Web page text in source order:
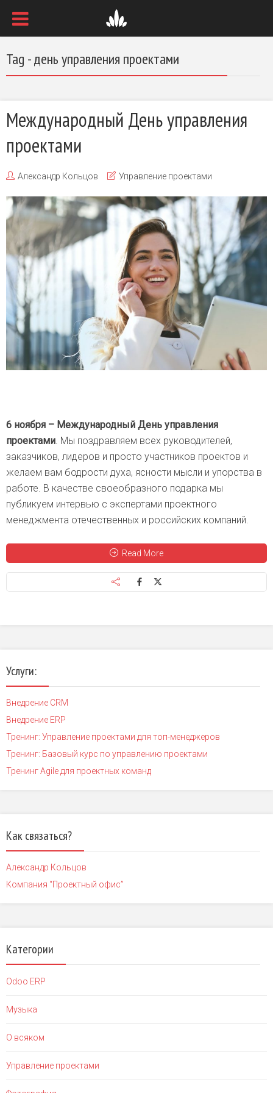
Tag - день управления проектами
Международный День управления
проектами
Александр Кольцов Управление проектами
6 ноября – Международный День управления
проектами. Мы поздравляем всех руководителей,
заказчиков, лидеров и просто участников проектов и
желаем вам бодрости духа, ясности мысли и упорства в
работе. В качестве своеобразного подарка мы
публикуем интервью с экспертами проектного
менеджмента отечественных и российских компаний.
Read More
Услуги:
Внедрение CRM
Внедрение ERP
Тренинг: Управление проектами для топ-менеджеров
Тренинг: Базовый курс по управлению проектами
Тренинг Agile для проектных команд
Как связаться?
Александр Кольцов
Компания “Проектный офис”
Категории
Odoo ERP
Музыка
О всяком
Управление проектами